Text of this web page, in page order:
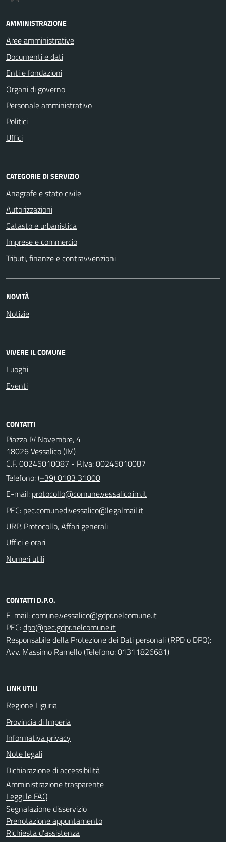
AMMINISTRAZIONE
Aree amministrative
Documenti e dati
Enti e fondazioni
Organi di governo
Personale amministrativo
Politici
Uffici
CATEGORIE DI SERVIZIO
Anagrafe e stato civile
Autorizzazioni
Catasto e urbanistica
Imprese e commercio
Tributi, finanze e contravvenzioni
NOVITÀ
Notizie
VIVERE IL COMUNE
Luoghi
Eventi
CONTATTI
Piazza IV Novembre, 4
18026 Vessalico (IM)
C.F. 00245010087 - P.Iva: 00245010087
Telefono:(+39) 0183 31000
E-mail:
PEC:
URP, Protocollo, Affari generali
Uffici e orari
Numeri utili
CONTATTI D.P.O.
E-mail:
PEC:
Responsabile della Protezione dei Dati personali (RPD o DPO):
Avv. Massimo Ramello (Telefono: 01311826681)
LINK UTILI
Regione Liguria
Provincia di Imperia
Informativa privacy
Note legali
Dichiarazione di accessibilità
Amministrazione trasparente
Leggi le FAQ
Segnalazione disservizio
Prenotazione appuntamento
Richiesta d'assistenza